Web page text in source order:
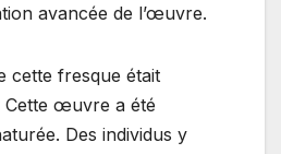
avancée de l’œuvre.
cette fresque était
Cette œuvre a été
Des individus y